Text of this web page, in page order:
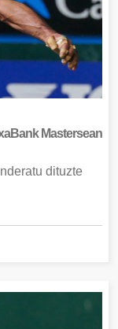
Mastersean
dituzte